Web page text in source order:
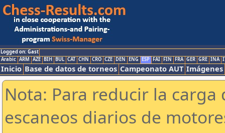
Logged on: Gast
Arabic ARM AZE BIH BUL CAT CHN CRO CZE DEN ENG ESP FAI FIN FRA GER GRE INA
Inicio Base de datos de torneos Campeonato AUT Imágenes
Nota: Para reducir la
escaneos diarios de